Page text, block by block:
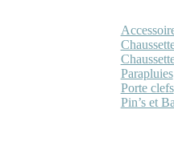
Parapluies
Porte clefs
Pin’s et